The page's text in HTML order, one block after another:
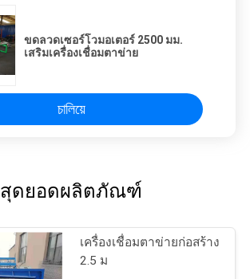
ขดลวดเซอร์โวมอเตอร์ 2500 มม.
เสริมเครื่องเชื่อมตาข่าย
চালিয়ে
สุดยอดผลิตภัณฑ์
เครื่องเชื่อมตาข่ายก่อสร้าง
2.5 ม